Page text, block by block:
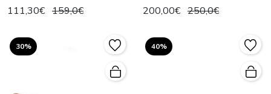
111,30€ 159,0€ 200,00€ 250,0€
30% 40%